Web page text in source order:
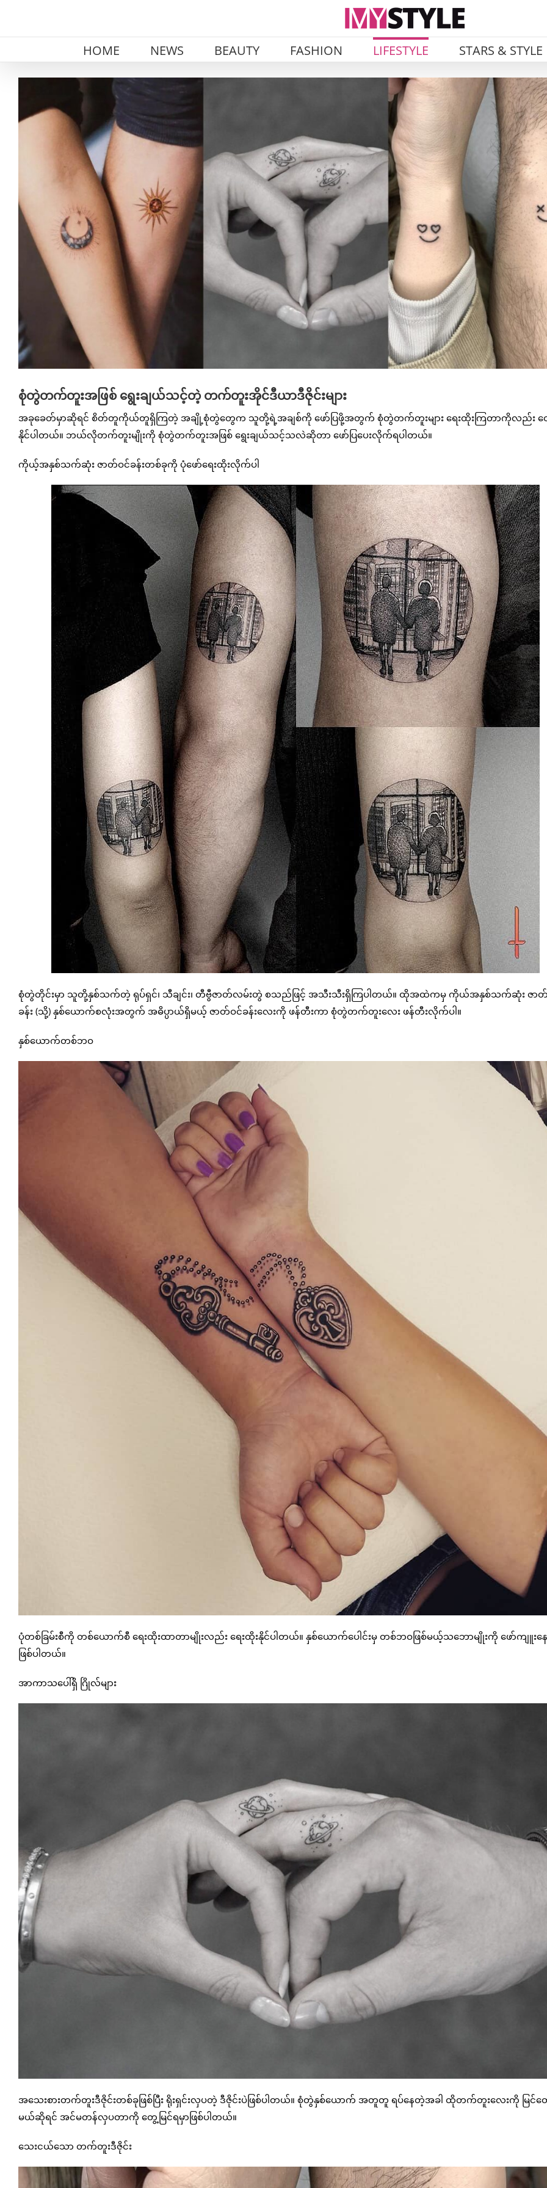
HOME NEWS BEAUTY FASHION LIFESTYLE STARS & STYLE
Image
စုံတွဲတက်တူးအဖြစ် ရွေးချယ်သင့်တဲ့ တက်တူးအိုင်ဒီယာဒီဇိုင်းများ
အခုခေတ်မှာဆိုရင် စိတ်တူကိုယ်တူရှိကြတဲ့ အချို့စုံတွဲတွေက သူတို့ရဲ့အချစ်ကို ဖော်ပြဖို့အတွက် စုံတွဲတက်တူးများ ရေးထိုးကြတာကိုလည်း တွ
နိုင်ပါတယ်။ ဘယ်လိုတက်တူးမျိုးကို စုံတွဲတက်တူးအဖြစ် ရွေးချယ်သင့်သလဲဆိုတာ ဖော်ပြပေးလိုက်ရပါတယ်။
ကိုယ့်အနှစ်သက်ဆုံး ဇာတ်ဝင်ခန်းတစ်ခုကို ပုံဖော်ရေးထိုးလိုက်ပါ
စုံတွဲတိုင်းမှာ သူတို့နှစ်သက်တဲ့ ရုပ်ရှင်၊ သီချင်း၊ တီဗွီဇာတ်လမ်းတွဲ စသည်ဖြင့် အသီးသီးရှိကြပါတယ်။ ထိုအထဲကမှ ကိုယ်အနှစ်သက်ဆုံး ဇာ
ခန်း (သို့) နှစ်ယောက်စလုံးအတွက် အဓိပ္ပာယ်ရှိမယ့် ဇာတ်ဝင်ခန်းလေးကို ဖန်တီးကာ စုံတွဲတက်တူးလေး ဖန်တီးလိုက်ပါ။
နှစ်ယောက်တစ်ဘဝ
ပုံတစ်ခြမ်းစီကို တစ်ယောက်စီ ရေးထိုးထာတာမျိုးလည်း ရေးထိုးနိုင်ပါတယ်။ နှစ်ယောက်ပေါင်းမှ တစ်ဘဝဖြစ်မယ့်သဘောမျိုးကို ဖော်ကျူးန
ဖြစ်ပါတယ်။
အာကာသပေါ်ရှိ ဂြိုလ်များ
အသေးစားတက်တူးဒီဇိုင်းတစ်ခုဖြစ်ပြီး ရိုးရှင်းလှပတဲ့ ဒီဇိုင်းပဲဖြစ်ပါတယ်။ စုံတွဲနှစ်ယောက် အတူတူ ရပ်နေတဲ့အခါ ထိုတက်တူးလေးကို မြင်
မယ်ဆိုရင် အင်မတန်လှပတာကို တွေ့မြင်ရမှာဖြစ်ပါတယ်။
သေးငယ်သော တက်တူးဒီဇိုင်း